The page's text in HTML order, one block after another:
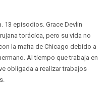
13 episodios. Grace Devlin
torácica, pero su vida no
la mafia de Chicago debido a
Al tiempo que trabaja en
obligada a realizar trabajos